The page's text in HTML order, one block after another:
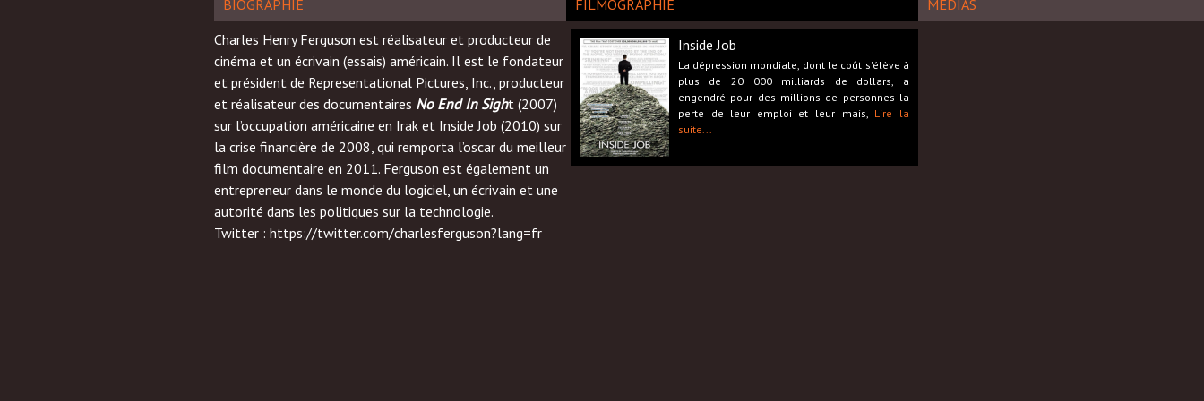
BIOGRAPHIE
Charles Henry Ferguson est réalisateur et producteur de
cinéma et un écrivain (essais) américain. Il est le fondateur
et président de Representational Pictures, Inc., producteur
et réalisateur des documentaires No End In Sight (2007)
sur l’occupation américaine en Irak et Inside Job (2010) sur
la crise financière de 2008, qui remporta l’oscar du meilleur
film documentaire en 2011. Ferguson est également un
entrepreneur dans le monde du logiciel, un écrivain et une
autorité dans les politiques sur la technologie.
Twitter : https://twitter.com/charlesferguson?lang=fr
FILMOGRAPHIE
Inside Job
La dépression mondiale, dont le coût s'élève à
plus de 20 000 milliards de dollars, a
engendré pour des millions de personnes la
perte de leur emploi et leur mais, Lire la
suite...
MÉDIAS